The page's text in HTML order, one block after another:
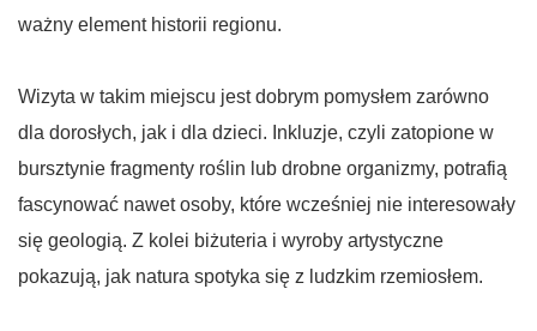
ważny element historii regionu.
Wizyta w takim miejscu jest dobrym pomysłem zarówno
dla dorosłych, jak i dla dzieci. Inkluzje, czyli zatopione w
bursztynie fragmenty roślin lub drobne organizmy, potrafią
fascynować nawet osoby, które wcześniej nie interesowały
się geologią. Z kolei biżuteria i wyroby artystyczne
pokazują, jak natura spotyka się z ludzkim rzemiosłem.